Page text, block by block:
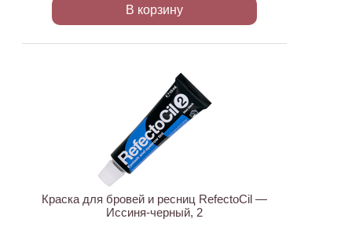
В корзину
Краска для бровей и ресниц RefectoCil —
Иссиня-черный, 2